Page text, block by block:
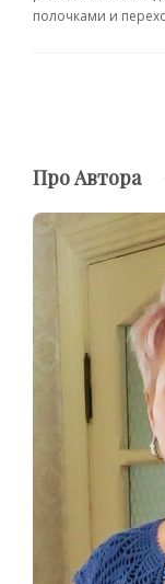
полочками и
Про Автора